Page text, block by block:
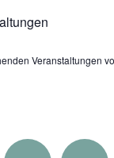
Veranstaltungen